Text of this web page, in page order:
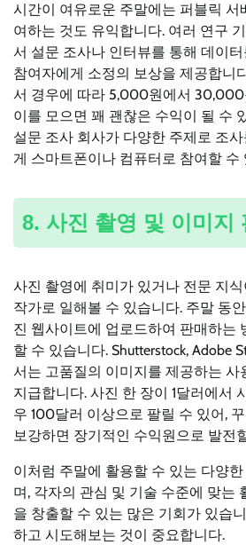
시간이 여유로운 주말에는 퍼블릭 서
여하는 것도 유익합니다. 여러 연구
서 설문 조사나 인터뷰를 통해 데이
참여자에게 소정의 보상을 제공합니
서 경우에 따라 5,000원에서 30,000
이를 모으면 꽤 괜찮은 수익이 될 수
설문 조사 회사가 다양한 주제로 조
게 스마트폰이나 컴퓨터로 참여할 수
8. 사진 촬영 및 이미지
사진 촬영에 취미가 있거나 전문 지
작가로 일해볼 수 있습니다. 주말 동
진 웹사이트에 업로드하여 판매하는
할 수 있습니다. Shutterstock, Adobe
서는 고품질의 이미지를 제공하는 사
지급합니다. 사진 한 장이 1달러에서
우 100달러 이상으로 팔릴 수 있어,
보강하면 장기적인 수익원으로 발전
이처럼 주말에 활용할 수 있는 다양
며, 각자의 관심 및 기술 수준에 맞는
을 창출할 수 있는 많은 기회가 있습
하고 시도해보는 것이 중요합니다.